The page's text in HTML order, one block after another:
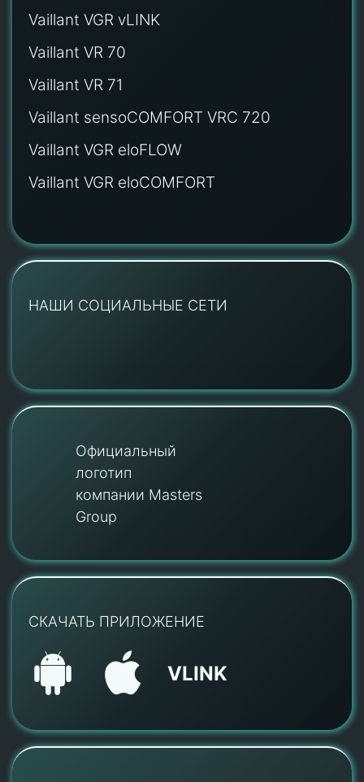
Vaillant VGR vLINK
Vaillant VR 70
Vaillant VR 71
Vaillant sensoCOMFORT VRC 720
Vaillant VGR eloFLOW
Vaillant VGR eloCOMFORT
НАШИ СОЦИАЛЬНЫЕ СЕТИ
Официальный
логотип
компании Masters
Group
СКАЧАТЬ ПРИЛОЖЕНИЕ
VLINK